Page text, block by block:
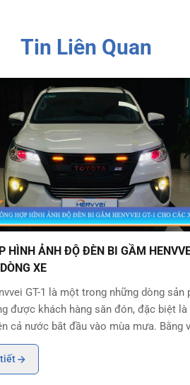
Tin Liên Quan
HÌNH ẢNH ĐỘ ĐÈN BI GẦM
XE
GT-1 là một trong những dòng sản
được khách hàng săn đón, đặc biệt là
cả nước bắt đầu vào mùa mưa. Bằng
mình nhiều công nghệ hiện đại,
đem đến ánh sáng vượt trội